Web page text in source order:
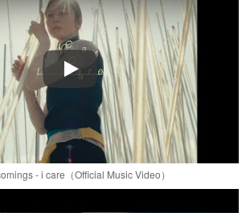
Play
- i care（Official Music Video）